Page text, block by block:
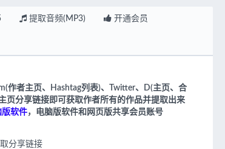
提取音频(MP3) 开通会员
作者主页、Hashtag列表)、Twitter、
D(主页、合
页分享链接即可获取作者所有的作品并提取出来
版软件，电脑版软件和网页版共享会员账号
分享链接